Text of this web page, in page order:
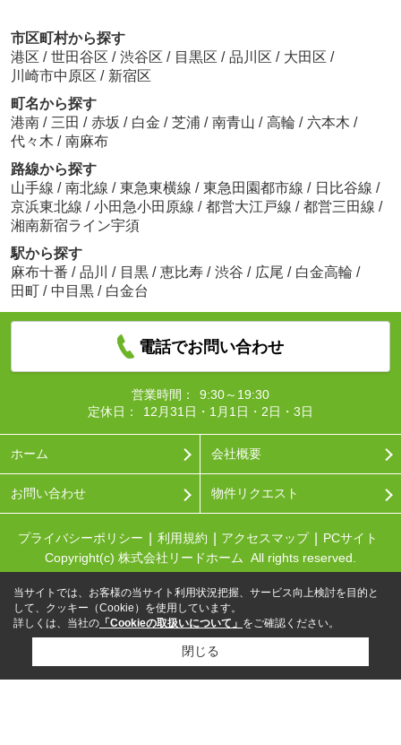
市区町村から探す
港区 / 世田谷区 / 渋谷区 / 目黒区 / 品川区 / 大田区 /
川崎市中原区 / 新宿区
町名から探す
港南 / 三田 / 赤坂 / 白金 / 芝浦 / 南青山 / 高輪 / 六本木 /
代々木 / 南麻布
路線から探す
山手線 / 南北線 / 東急東横線 / 東急田園都市線 / 日比谷線 /
京浜東北線 / 小田急小田原線 / 都営大江戸線 / 都営三田線 /
湘南新宿ライン宇須
駅から探す
麻布十番 / 品川 / 目黒 / 恵比寿 / 渋谷 / 広尾 / 白金高輪 /
田町 / 中目黒 / 白金台
電話でお問い合わせ
営業時間：
9:30～19:30
定休日：
12月31日・1月1日・2日・3日
ホーム 会社概要
お問い合わせ 物件リクエスト
プライバシーポリシー 利用規約 アクセスマップ
PCサイト
Copyright(c) 株式会社リードホーム All rights reserved.
当サイトでは、お客様の当サイト利用状況把握、サービス向上検討を目的と
して、クッキー（Cookie）を使用しています。
詳しくは、当社の 「Cookieの取扱いについて」 をご確認ください。
閉じる